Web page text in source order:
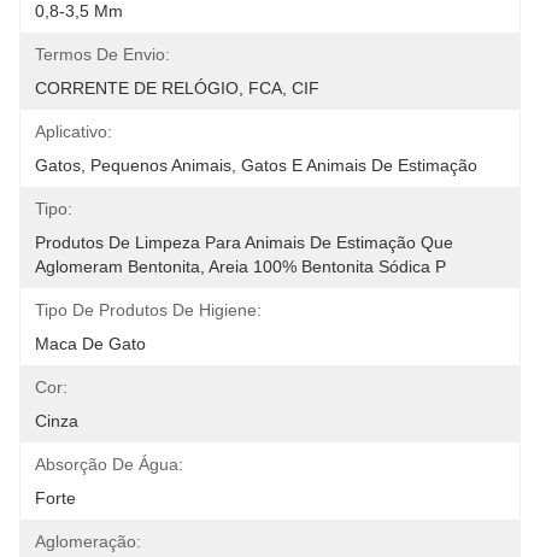
0,8-3,5 Mm
Termos De Envio:
CORRENTE DE RELÓGIO, FCA, CIF
Aplicativo:
Gatos, Pequenos Animais, Gatos E Animais De Estimação
Tipo:
Produtos De Limpeza Para Animais De Estimação Que
Aglomeram Bentonita, Areia 100% Bentonita Sódica P
Tipo De Produtos De Higiene:
Maca De Gato
Cor:
Cinza
Absorção De Água:
Forte
Aglomeração: